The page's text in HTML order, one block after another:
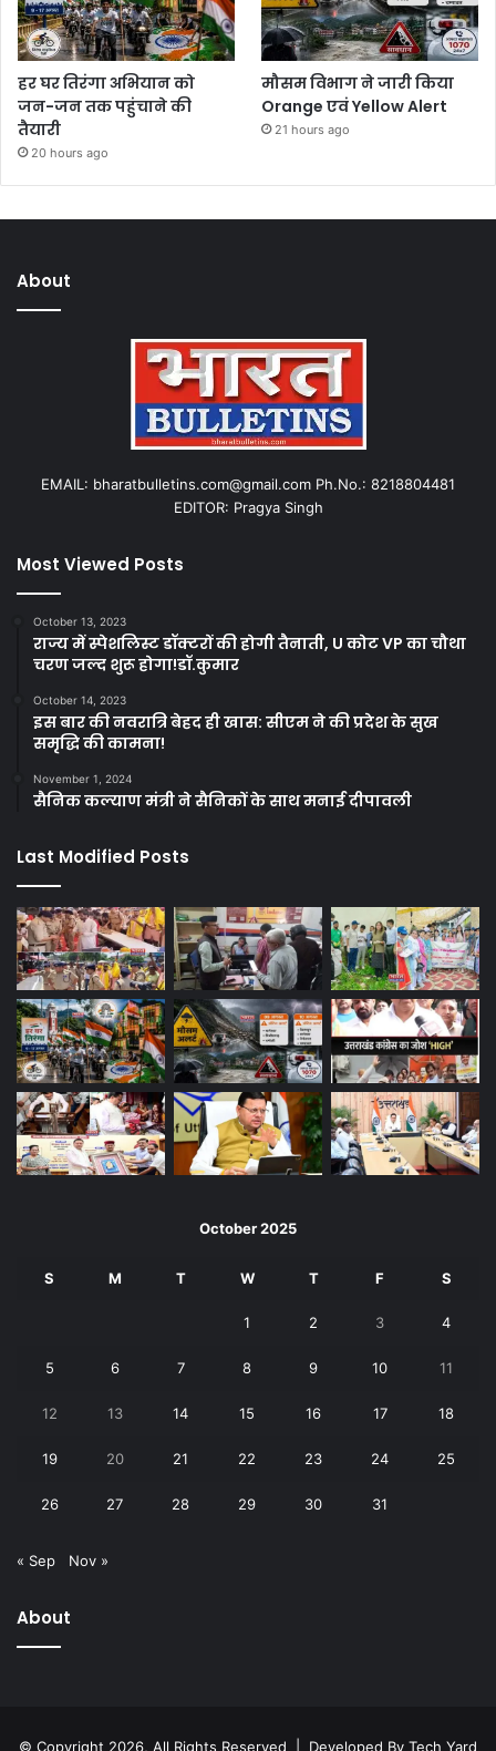
हर घर तिरंगा अभियान को
जन-जन तक पहुंचाने की
तैयारी
20 hours ago
मौसम विभाग ने जारी किया
Orange एवं Yellow Alert
21 hours ago
About
EMAIL: bharatbulletins.com@gmail.com Ph.No.: 8218804481
EDITOR: Pragya Singh
Most Viewed Posts
October 13, 2023
राज्य में स्पेशलिस्ट डॉक्टरों की होगी तैनाती, U कोट VP का चौथा
चरण जल्द शुरू होगा!डॉ.कुमार
October 14, 2023
इस बार की नवरात्रि बेहद ही खास: सीएम ने की प्रदेश के सुख
समृद्धि की कामना!
November 1, 2024
सैनिक कल्याण मंत्री ने सैनिकों के साथ मनाई दीपावली
Last Modified Posts
October 2025
S M T W T F S
1 2 3 4
5 6 7 8 9 10 11
12 13 14 15 16 17 18
19 20 21 22 23 24 25
26 27 28 29 30 31
« Sep Nov »
About
© Copyright 2026, All Rights Reserved | Developed By Tech Yard